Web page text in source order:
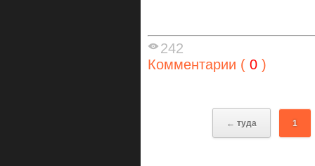
242
Комментарии ( 0 )
← туда 1